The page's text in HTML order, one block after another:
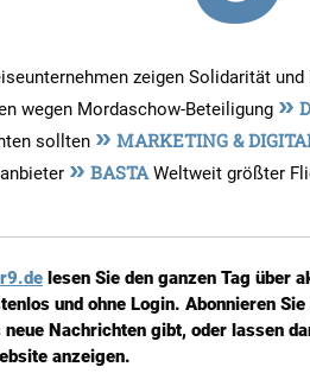
zeigen Solidarität
wegen Mordaschow-Beteiligung »
sollten » MARKETING &
» BASTAWeltweit größter
lesen Sie den ganzen Tag über
und ohne Login. Abonnieren Sie
Nachrichten gibt, oder lassen
anzeigen.